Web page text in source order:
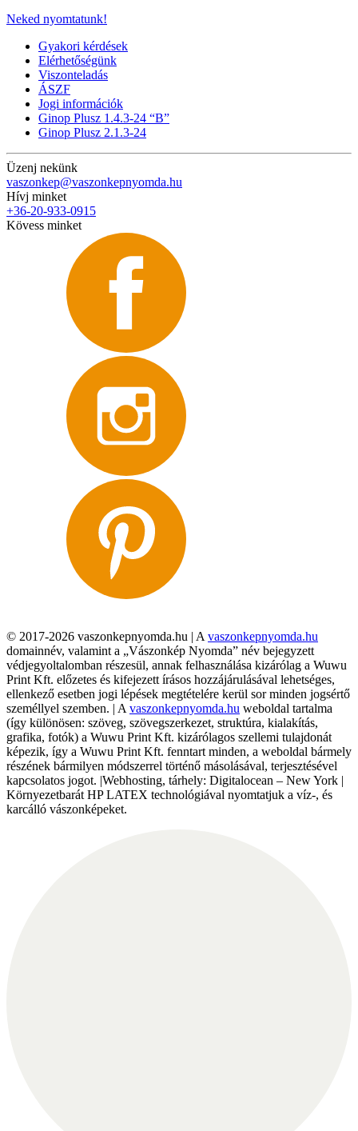
Neked nyomtatunk!
Gyakori kérdések
Elérhetőségünk
Viszonteladás
ÁSZF
Jogi információk
Ginop Plusz 1.4.3-24 “B”
Ginop Plusz 2.1.3-24
Üzenj nekünk
vaszonkep@vaszonkepnyomda.hu
Hívj minket
+36-20-933-0915
Kövess minket
© 2017-2026 vaszonkepnyomda.hu | A vaszonkepnyomda.hu
domainnév, valamint a „Vászonkép Nyomda” név bejegyzett
védjegyoltalomban részesül, annak felhasználása kizárólag a Wuwu
Print Kft. előzetes és kifejezett írásos hozzájárulásával lehetséges,
ellenkező esetben jogi lépések megtételére kerül sor minden jogsértő
személlyel szemben. | A vaszonkepnyomda.hu weboldal tartalma
(így különösen: szöveg, szövegszerkezet, struktúra, kialakítás,
grafika, fotók) a Wuwu Print Kft. kizárólagos szellemi tulajdonát
képezik, így a Wuwu Print Kft. fenntart minden, a weboldal bármely
részének bármilyen módszerrel történő másolásával, terjesztésével
kapcsolatos jogot. |Webhosting, tárhely: Digitalocean – New York |
Környezetbarát HP LATEX technológiával nyomtatjuk a víz-, és
karcálló vászonképeket.